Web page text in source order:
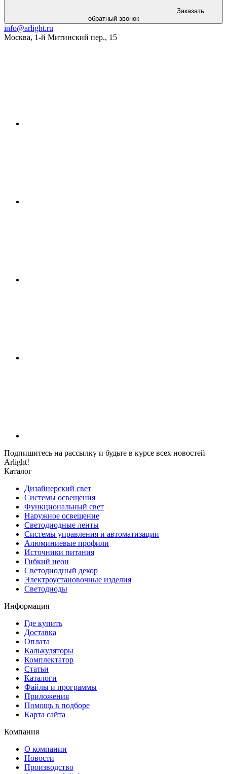
Заказать
обратный звонок
info@arlight.ru
Москва, 1-й Митинский пер., 15
Подпишитесь на рассылку и будьте в курсе всех новостей
Arlight!
Каталог
Дизайнерский свет
Системы освещения
Функциональный свет
Наружное освещение
Светодиодные ленты
Системы управления и автоматизации
Алюминиевые профили
Источники питания
Гибкий неон
Светодиодный декор
Электроустановочные изделия
Светодиоды
Информация
Где купить
Доставка
Оплата
Калькуляторы
Комплектатор
Статьи
Каталоги
Файлы и программы
Приложения
Помощь в подборе
Карта сайта
Компания
О компании
Новости
Производство